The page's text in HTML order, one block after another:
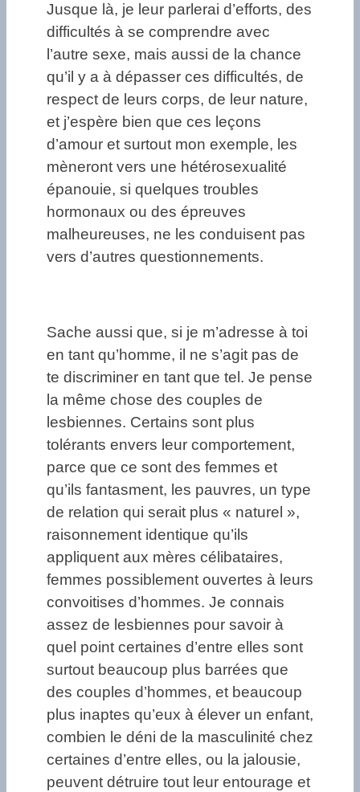
Jusque là, je leur parlerai d’efforts, des
difficultés à se comprendre avec
l’autre sexe, mais aussi de la chance
qu’il y a à dépasser ces difficultés, de
respect de leurs corps, de leur nature,
et j’espère bien que ces leçons
d’amour et surtout mon exemple, les
mèneront vers une hétérosexualité
épanouie, si quelques troubles
hormonaux ou des épreuves
malheureuses, ne les conduisent pas
vers d’autres questionnements.
Sache aussi que, si je m’adresse à toi
en tant qu’homme, il ne s’agit pas de
te discriminer en tant que tel. Je pense
la même chose des couples de
lesbiennes. Certains sont plus
tolérants envers leur comportement,
parce que ce sont des femmes et
qu’ils fantasment, les pauvres, un type
de relation qui serait plus « naturel »,
raisonnement identique qu’ils
appliquent aux mères célibataires,
femmes possiblement ouvertes à leurs
convoitises d’hommes. Je connais
assez de lesbiennes pour savoir à
quel point certaines d’entre elles sont
surtout beaucoup plus barrées que
des couples d’hommes, et beaucoup
plus inaptes qu’eux à élever un enfant,
combien le déni de la masculinité chez
certaines d’entre elles, ou la jalousie,
peuvent détruire tout leur entourage et